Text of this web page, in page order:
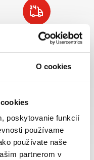
O cookies
poskytovanie funkcií
používame
používate naše
partnerom v
Tovar NA SKLADE
expedujeme do 24
VIAC INFO
ČR,